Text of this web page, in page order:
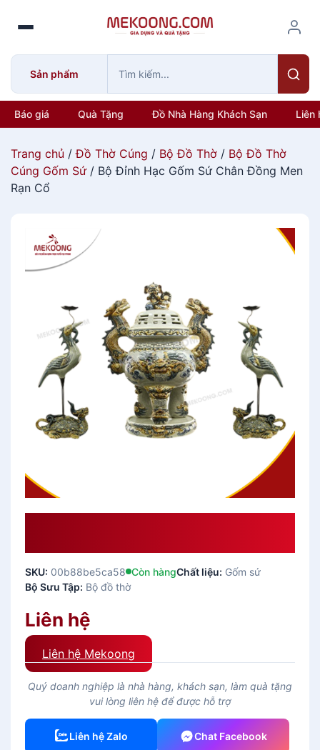
o
Sản phẩm
Báo giá Quà Tặng Đồ Nhà Hàng Khách Sạn Liên
Trang chủ /Đồ Thờ Cúng / Bộ Đồ Thờ / Bộ Đồ Thờ
Cúng Gốm Sứ/ Bộ Đỉnh Hạc Gốm Sứ Chân Đồng Men
Rạn Cổ
SKU: 00b88be5ca58 Còn hàngChất liệu: Gốm sứ
Bộ Sưu Tập: Bộ đồ thờ
Liên hệ
Liên hệ Mekoong
Quý doanh nghiệp là nhà hàng, khách sạn, làm quà tặng
vui lòng liên hệ để được hỗ trợ
Liên hệ Zalo Chat Facebook